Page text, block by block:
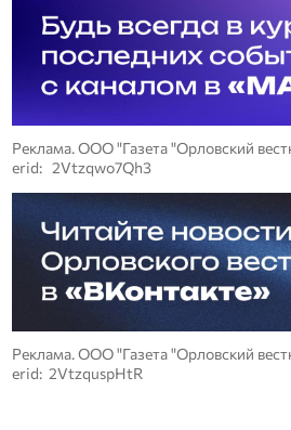
Реклама. ООО "Газета "Орловский
erid: 2Vtzqwo7Qh3
Реклама. ООО "Газета "Орловский
erid: 2VtzquspHtR